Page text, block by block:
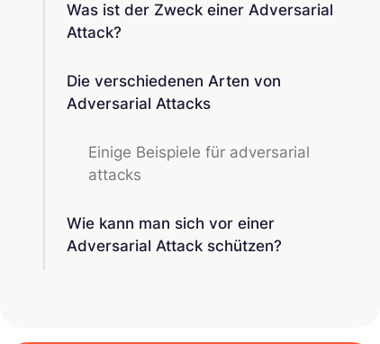
Was ist der Zweck einer Adversarial
Attack?
Die verschiedenen Arten von
Adversarial Attacks
Einige Beispiele für adversarial
attacks
Wie kann man sich vor einer
Adversarial Attack schützen?